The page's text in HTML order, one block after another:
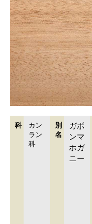
科
カン
ラン
科
別
名
ガボ
ンマ
ホガ
ニー